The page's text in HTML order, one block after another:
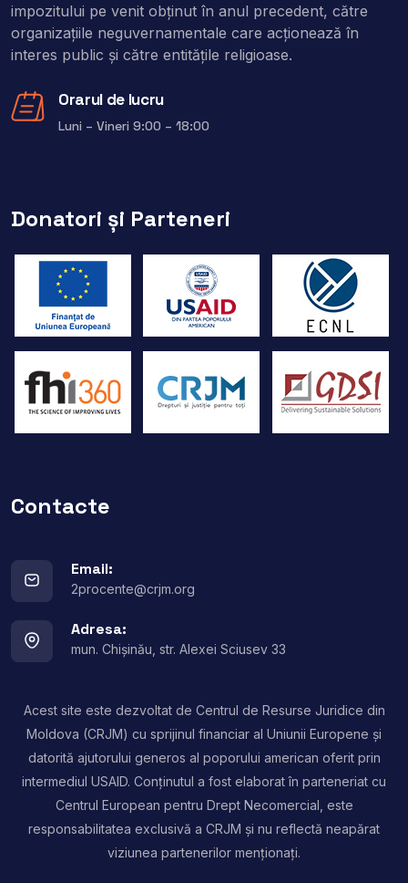
impozitului pe venit obţinut în anul precedent, către
organizaţiile neguvernamentale care acţionează în
interes public şi către entitățile religioase.
Orarul de lucru
Luni – Vineri 9:00 – 18:00
Donatori și Parteneri
Contacte
Email:
2procente@crjm.org
Adresa:
mun. Chișinău, str. Alexei Sciusev 33
Acest site este dezvoltat de Centrul de Resurse Juridice din
Moldova (CRJM) cu sprijinul financiar al Uniunii Europene și
datorită ajutorului generos al poporului american oferit prin
intermediul USAID. Conținutul a fost elaborat în parteneriat cu
Centrul European pentru Drept Necomercial, este
responsabilitatea exclusivă a CRJM și nu reflectă neapărat
viziunea partenerilor menționați.